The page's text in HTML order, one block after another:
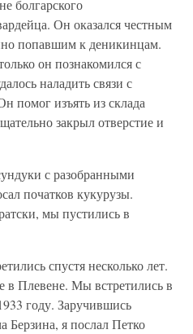
болгарского
Он оказался честным
попавшим к деникинцам.
он познакомился с
наладить связи с
помог изъять из склада
закрыл отверстие и
с разобранными
початков кукурузы.
мы пустились в
спустя несколько лет.
в Плевене. Мы встретились в
году. Заручившись
Берзина, я послал Петко